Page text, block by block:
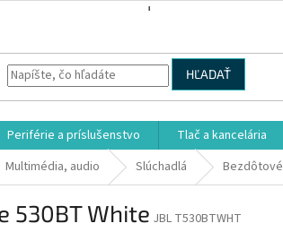
HĽADAŤ
Periférie a príslušenstvo Tlač a kancelária
Multimédia, audio Slúchadlá Bezdôtové
530BT White JBL T530BTWHT